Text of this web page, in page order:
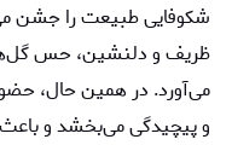
شکوفایی طبیعت را جشن
ظریف و دلنشین، حس
می‌آورد. در همین حال،
و پیچیدگی می‌بخشد و